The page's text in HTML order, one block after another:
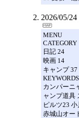
2026/05/
MENU
CATEGORY
日記 24
映画 14
キャンプ 37
KEYWORDS
カンパーニ
ャンプ道具
ピルツ23
赤城山オー